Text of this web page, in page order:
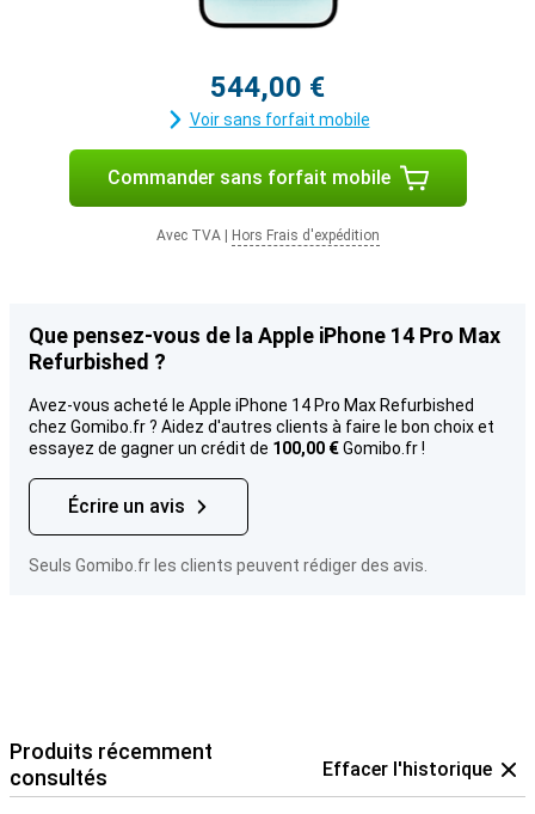
544,00 €
Voir sans forfait mobile
Commander sans forfait mobile
Avec TVA| Hors Frais d'expédition
Que pensez-vous de la Apple iPhone 14 Pro Max
Refurbished ?
Avez-vous acheté le Apple iPhone 14 Pro Max Refurbished
chez Gomibo.fr ? Aidez d'autres clients à faire le bon choix et
essayez de gagner un crédit de 100,00 €Gomibo.fr !
Écrire un avis
Seuls Gomibo.fr les clients peuvent rédiger des avis.
Produits récemment
consultés
Effacer l'historique